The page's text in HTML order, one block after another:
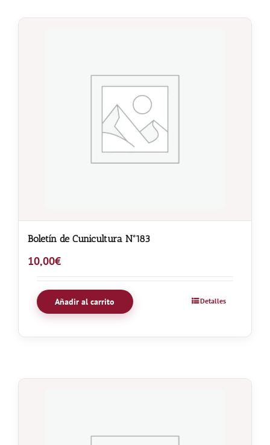
Boletín de Cunicultura Nº183
10,00€
Añadir al carrito Detalles